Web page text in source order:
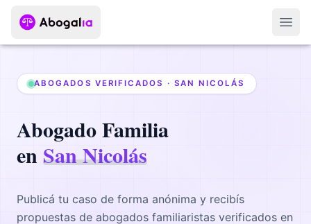
ABOGADOS VERIFICADOS · SAN NICOLÁS
AbogadoFamilia
enSan Nicolás
Publicá tu caso de forma anónima y recibís
propuestas de abogados familiaristas verificados en